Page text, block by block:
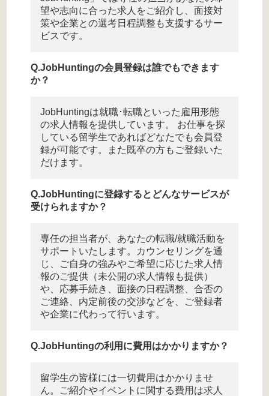
望や志向に合った求人をご紹介し、面接対
策や企業との選考日程調整も支援するサー
ビスです。
JobHuntingの会員登録は誰でもできます
か？
JobHuntingは就職･転職といった雇用形態
の求人情報を提供しています。 お仕事を探
している留学生であればどなたでも会員登
録が可能です。また既卒の方もご登録いた
だけます。
JobHuntingに登録するとどんなサービスが
受けられますか？
専任の担当者が、あなたの転職/就職活動を
サポートいたします。カウンセリングを通
じ、ご自身の強みやご希望に応じた求人情
報のご提供（未公開の求人情報も提供）
や、応募手続き、面接の日程調整、合否の
ご連絡、内定前後の交渉などを、ご登録者
や企業に代わって行います。
JobHuntingの利用に費用はかかりますか？
留学生の皆様には一切費用はかかりませ
ん。ご紹介やイベントに関する費用は求人